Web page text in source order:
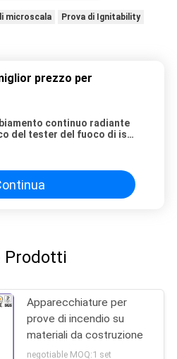
microscala
Prova di Ignitability
prezzo per
continuo radiante
del tester del fuoco di iso
Prodotti
Apparecchiature per
prove di incendio su
materiali da costruzione
negotiable MOQ:1 set